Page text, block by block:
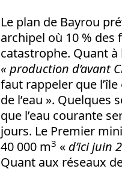
Le plan de Bayrou
archipel où 10 % des
catastrophe. Quant à
« production d’avant
faut rappeler que
de l’eau ».
que l’eau courante
jours. Le Premier
40 000 m3 « d’ici juin
Quant aux réseaux